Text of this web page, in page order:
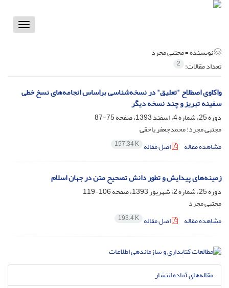
Toggle
نویسنده =مجتبی مجرد
تعداد مقالات: 2
واکاوی اصطلاح "تعلیق" در نسخه‌شناسی براساس انجامه‌های نسخ خطی
سفینه تبریز و چند نسخه دیگر
دوره 25، شماره 4، اسفند 1393، صفحه
75-87
مجتبی مجرد؛ محمدجعفر یاحقی
مشاهده مقاله
اصل مقاله 157.34 K
زمینه‌های پیدایش و تطور دانش تصحیح متن در جهان اسلام
دوره 25، شماره 2، شهریور 1393، صفحه
106-119
مجتبی مجرد
مشاهده مقاله
اصل مقاله 193.4 K
مقاله‌های آماده انتشار